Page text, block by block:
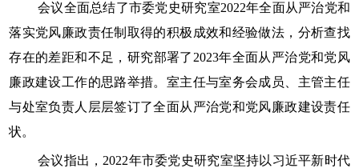
会议全面总结了市委党史研究室2022年全面从严治党和
落实党风廉政责任制取得的积极成效和经验做法，分析查找
存在的差距和不足，研究部署了2023年全面从严治党和党风
廉政建设工作的思路举措。室主任与室务会成员、主管主任
与处室负责人层层签订了全面从严治党和党风廉政建设责任
状。
会议指出，2022年市委党史研究室坚持以习近平新时代